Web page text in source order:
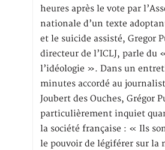
heures après le vote par
nationale d’un texte
et le suicide assisté, Gregor
directeur de l’ICLJ, parle du
l’idéologie ». Dans un
minutes accordé au
Joubert des Ouches, Grégor
particulièrement inquiet
la société française : « Ils
le pouvoir de légiférer sur la